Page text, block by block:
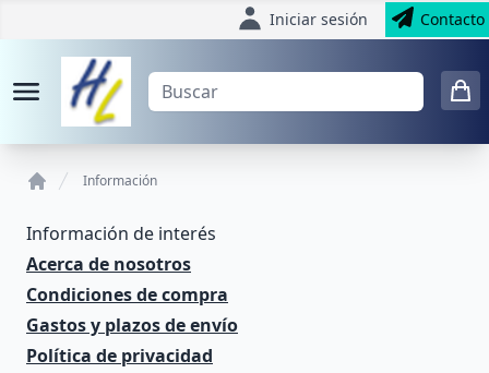
Iniciar sesión Contacto
Información
Información de interés
Acerca de nosotros
Condiciones de compra
Gastos y plazos de envío
Política de privacidad